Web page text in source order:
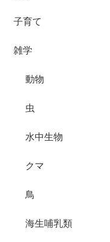
子育て
雑学
動物
虫
水中生物
クマ
鳥
海生哺乳類